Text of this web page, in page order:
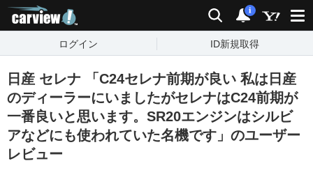
検索 通知
i
ログイン ID新規取得
日産 セレナ 「C24セレナ前期が良い 私は日産
のディーラーにいましたがセレナはC24前期が
一番良いと思います。SR20エンジンはシルビ
アなどにも使われていた名機です」のユーザー
レビュー